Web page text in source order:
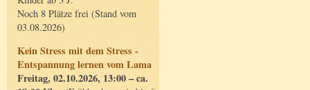
Noch 8 Plätze frei (Stand vom
03.08.2026)
Kein Stress mit dem Stress -
Entspannung lernen vom Lama
Freitag, 02.10.2026, 13:00 – ca.